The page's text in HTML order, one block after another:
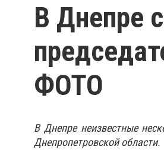
В Днепре
ФОТО
В Днепре неизвестные
Днепропетровской области.